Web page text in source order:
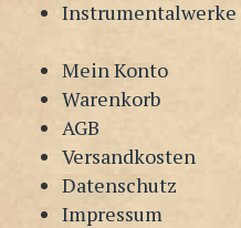
Instrumentalwerke
Mein Konto
Warenkorb
AGB
Versandkosten
Datenschutz
Impressum